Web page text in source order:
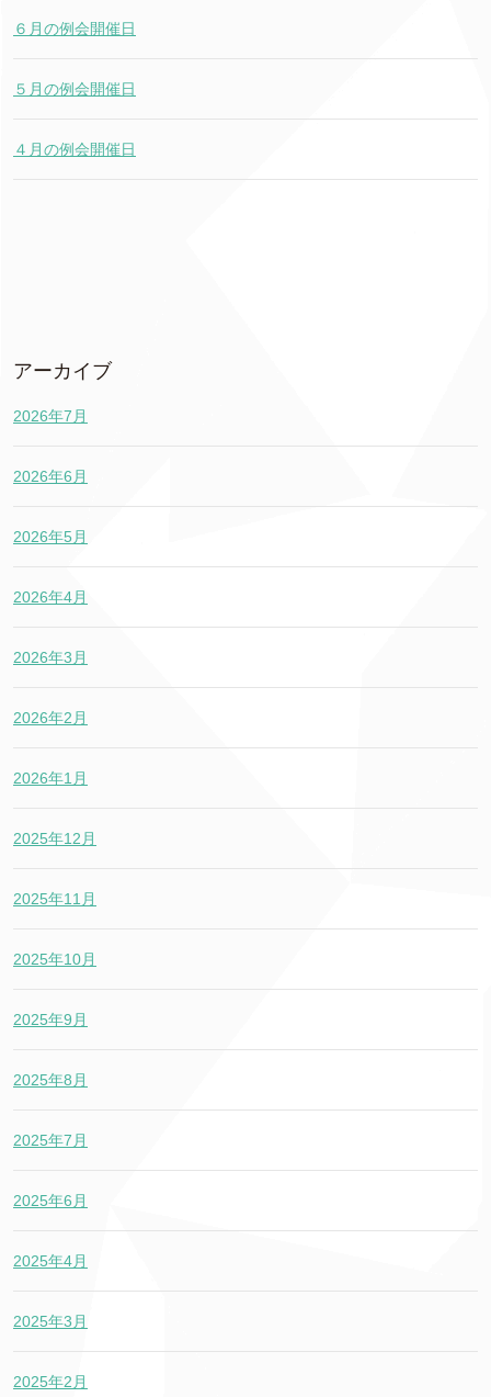
６月の例会開催日
５月の例会開催日
４月の例会開催日
アーカイブ
2026年7月
2026年6月
2026年5月
2026年4月
2026年3月
2026年2月
2026年1月
2025年12月
2025年11月
2025年10月
2025年9月
2025年8月
2025年7月
2025年6月
2025年4月
2025年3月
2025年2月